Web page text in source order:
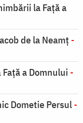
la Faţă a
de la Neamț -
a Domnului -
Dometie Persul-